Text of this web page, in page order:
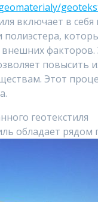
включает в
повысить
Этот
геотекстиля
обладает рядом